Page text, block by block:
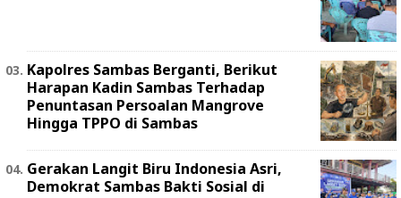
Kapolres Sambas Berganti, Berikut
Harapan Kadin Sambas Terhadap
Penuntasan Persoalan Mangrove
Hingga TPPO di Sambas
Gerakan Langit Biru Indonesia Asri,
Demokrat Sambas Bakti Sosial di